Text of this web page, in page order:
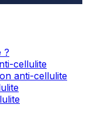
?
cellulite
anti-cellulite